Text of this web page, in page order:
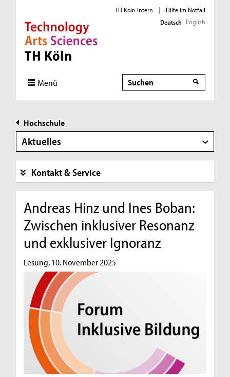
Direkt zur Hauptnavigation
Direkt zur Subnavigation
Direkt zum Inhalt
Direkt zum Fußbereich
TH Köln intern |
Hilfe im Notfall
Deutsch English
Menü Suche
Hochschule
Aktuelles
Kontakt & Service
Andreas Hinz und Ines Boban:
Zwischen inklusiver Resonanz
und exklusiver Ignoranz
Lesung, 10. November 2025